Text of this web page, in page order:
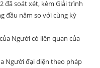
đã soát xét, kèm Giải trình
đầu năm so với cùng kỳ
Người có liên quan của
Người đại diện theo pháp